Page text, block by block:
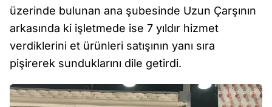
üzerinde bulunan ana şubesinde Uzun Çarşının
arkasında ki işletmede ise 7 yıldır hizmet
verdiklerini et ürünleri satışının yanı sıra
pişirerek sunduklarını dile getirdi.